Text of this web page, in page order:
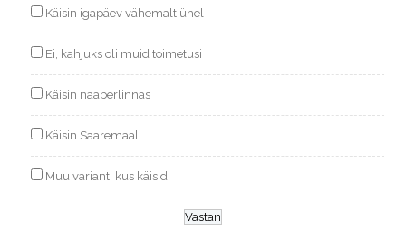
Käisin igapäev vähemalt ühel
Ei, kahjuks oli muid toimetusi
Käisin naaberlinnas
Käisin Saaremaal
Muu variant, kus käisid